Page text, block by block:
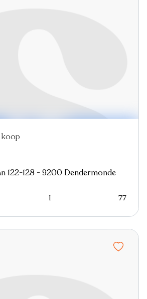
122-128 - 9200 Dendermonde
1 77